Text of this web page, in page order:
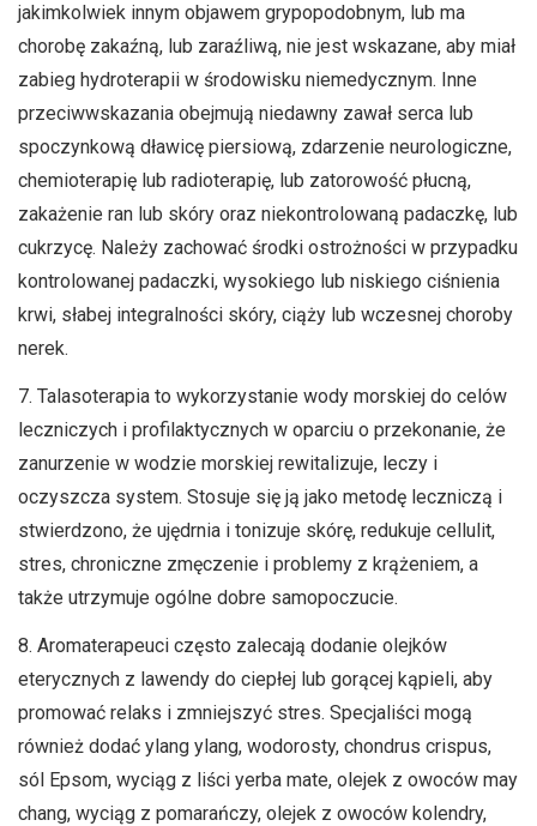
jakimkolwiek innym objawem grypopodobnym, lub ma
chorobę zakaźną, lub zaraźliwą, nie jest wskazane, aby miał
zabieg hydroterapii w środowisku niemedycznym. Inne
przeciwwskazania obejmują niedawny zawał serca lub
spoczynkową dławicę piersiową, zdarzenie neurologiczne,
chemioterapię lub radioterapię, lub zatorowość płucną,
zakażenie ran lub skóry oraz niekontrolowaną padaczkę, lub
cukrzycę. Należy zachować środki ostrożności w przypadku
kontrolowanej padaczki, wysokiego lub niskiego ciśnienia
krwi, słabej integralności skóry, ciąży lub wczesnej choroby
nerek.
7. Talasoterapia to wykorzystanie wody morskiej do celów
leczniczych i profilaktycznych w oparciu o przekonanie, że
zanurzenie w wodzie morskiej rewitalizuje, leczy i
oczyszcza system. Stosuje się ją jako metodę leczniczą i
stwierdzono, że ujędrnia i tonizuje skórę, redukuje cellulit,
stres, chroniczne zmęczenie i problemy z krążeniem, a
także utrzymuje ogólne dobre samopoczucie.
8. Aromaterapeuci często zalecają dodanie olejków
eterycznych z lawendy do ciepłej lub gorącej kąpieli, aby
promować relaks i zmniejszyć stres. Specjaliści mogą
również dodać ylang ylang, wodorosty, chondrus crispus,
sól Epsom, wyciąg z liści yerba mate, olejek z owoców may
chang, wyciąg z pomarańczy, olejek z owoców kolendry,